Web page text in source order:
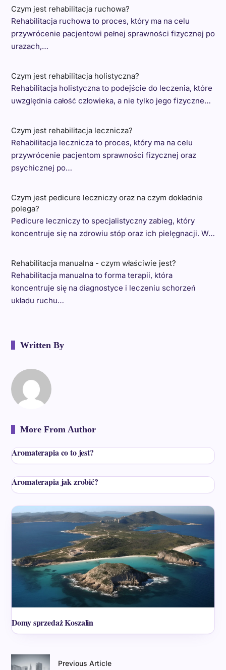
Czym jest rehabilitacja ruchowa?
Rehabilitacja ruchowa to proces, który ma na celu
przywrócenie pacjentowi pełnej sprawności fizycznej po
urazach,…
Czym jest rehabilitacja holistyczna?
Rehabilitacja holistyczna to podejście do leczenia, które
uwzględnia całość człowieka, a nie tylko jego fizyczne…
Czym jest rehabilitacja lecznicza?
Rehabilitacja lecznicza to proces, który ma na celu
przywrócenie pacjentom sprawności fizycznej oraz
psychicznej po…
Czym jest pedicure leczniczy oraz na czym dokładnie
polega?
Pedicure leczniczy to specjalistyczny zabieg, który
koncentruje się na zdrowiu stóp oraz ich pielęgnacji. W…
Rehabilitacja manualna - czym właściwie jest?
Rehabilitacja manualna to forma terapii, która
koncentruje się na diagnostyce i leczeniu schorzeń
układu ruchu…
Written By
More From Author
Aromaterapia co to jest?
Aromaterapia jak zrobić?
Domy sprzedaż Koszalin
Previous Article